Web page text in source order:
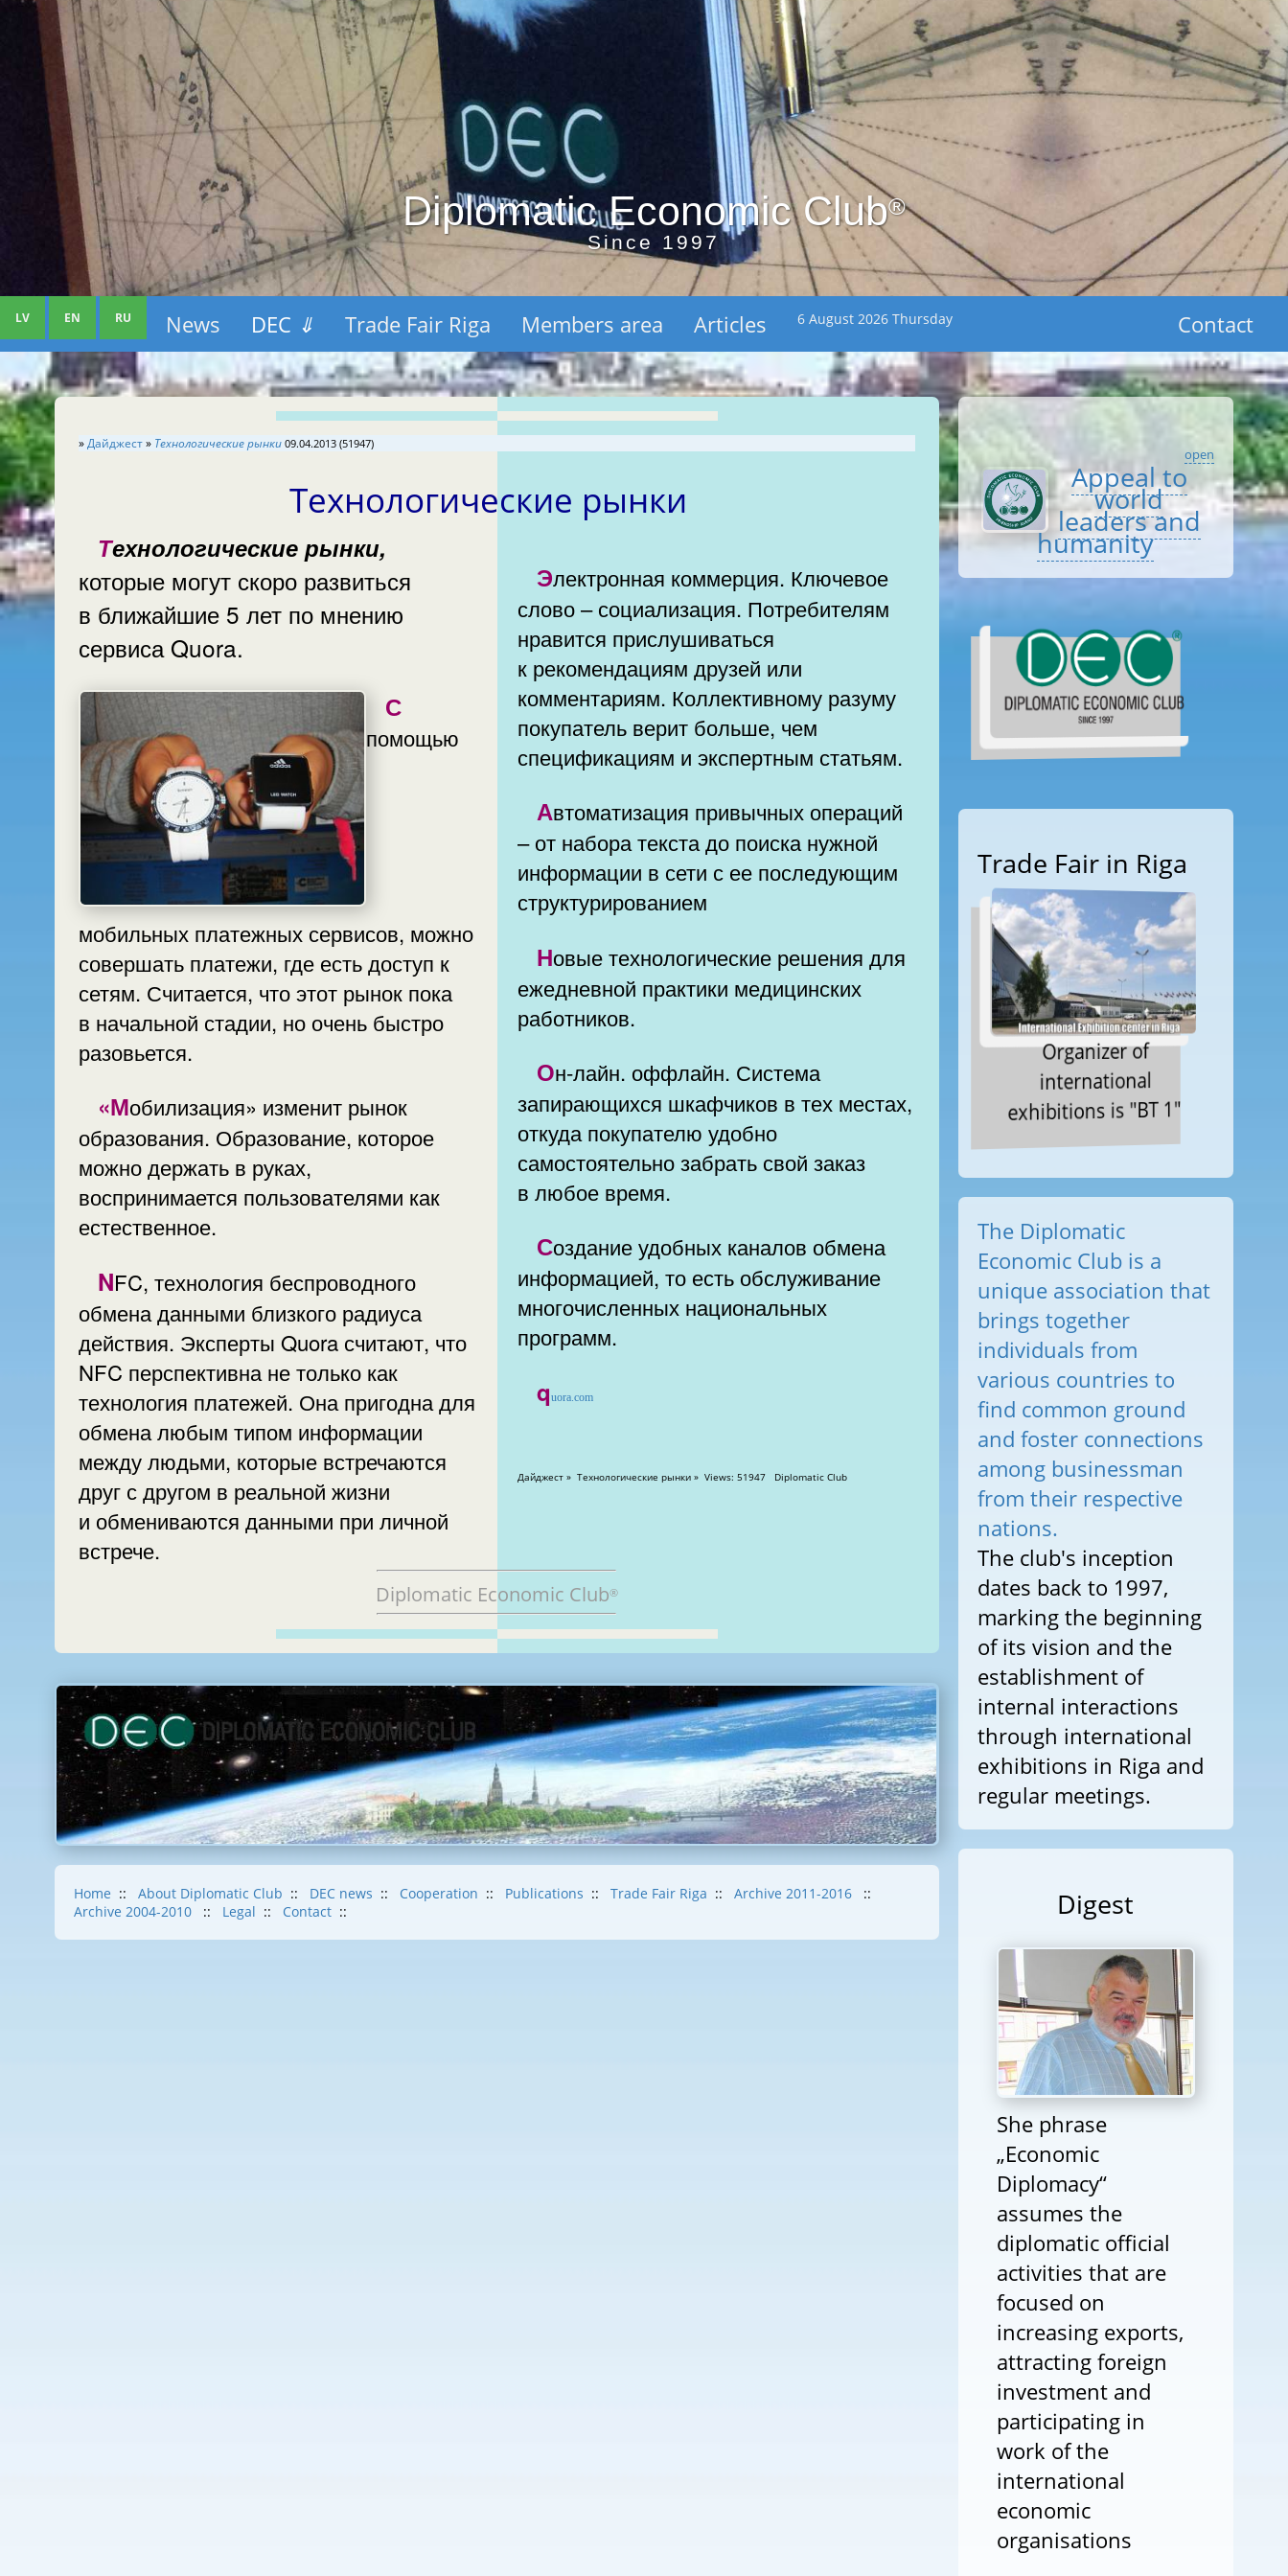
Diplomatic Economic Club®
Since 1997
LV EN RU News DEC ⇓ Trade Fair Riga Members area Articles 6 August 2026 Thursday Contact
»Дайджест» Технологические рынки 09.04.2013 (51947)
Технологические рынки
Технологические рынки,
которые могут скоро развиться
в ближайшие 5 лет по мнению
сервиса Quora.
С
помощью
мобильных платежных сервисов, можно
совершать платежи, где есть доступ к
сетям. Считается, что этот рынок пока
в начальной стадии, но очень быстро
разовьется.
«Мобилизация» изменит рынок
образования. Образование, которое
можно держать в руках,
воспринимается пользователями как
естественное.
NFC, технология беспроводного
обмена данными близкого радиуса
действия. Эксперты Quora считают, что
NFC перспективна не только как
технология платежей. Она пригодна для
обмена любым типом информации
между людьми, которые встречаются
друг с другом в реальной жизни
и обмениваются данными при личной
встрече.
Электронная коммерция. Ключевое
слово – социализация. Потребителям
нравится прислушиваться
к рекомендациям друзей или
комментариям. Коллективному разуму
покупатель верит больше, чем
спецификациям и экспертным статьям.
Автоматизация привычных операций
– от набора текста до поиска нужной
информации в сети с ее последующим
структурированием
Новые технологические решения для
ежедневной практики медицинских
работников.
Он-лайн. оффлайн. Система
запирающихся шкафчиков в тех местах,
откуда покупателю удобно
самостоятельно забрать свой заказ
в любое время.
Создание удобных каналов обмена
информацией, то есть обслуживание
многочисленных национальных
программ.
quora.com
Дайджест » Технологические рынки » Views: 51947 Diplomatic Club
Diplomatic Economic Club®
Home :: About Diplomatic Club :: DEC news :: Cooperation :: Publications :: Trade Fair Riga :: Archive 2011-2016
::
Archive 2004-2010
:: Legal :: Contact ::
open
Appeal to
world
leaders and
humanity
Trade Fair in Riga
Organizer of
international
exhibitions is "BT 1"
The Diplomatic
Economic Club is a
unique association that
brings together
individuals from
various countries to
find common ground
and foster connections
among businessman
from their respective
nations.
The club's inception
dates back to 1997,
marking the beginning
of its vision and the
establishment of
internal interactions
through international
exhibitions in Riga and
regular meetings.
Digest
She phrase
„Economic
Diplomacy“
assumes the
diplomatic official
activities that are
focused on
increasing exports,
attracting foreign
investment and
participating in
work of the
international
economic
organisations